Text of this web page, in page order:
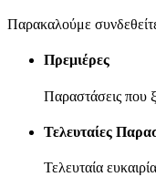
Παρακαλούμε
Πρεμιέρες
Παραστάσεις που
Τελευταίες
Τελευταία